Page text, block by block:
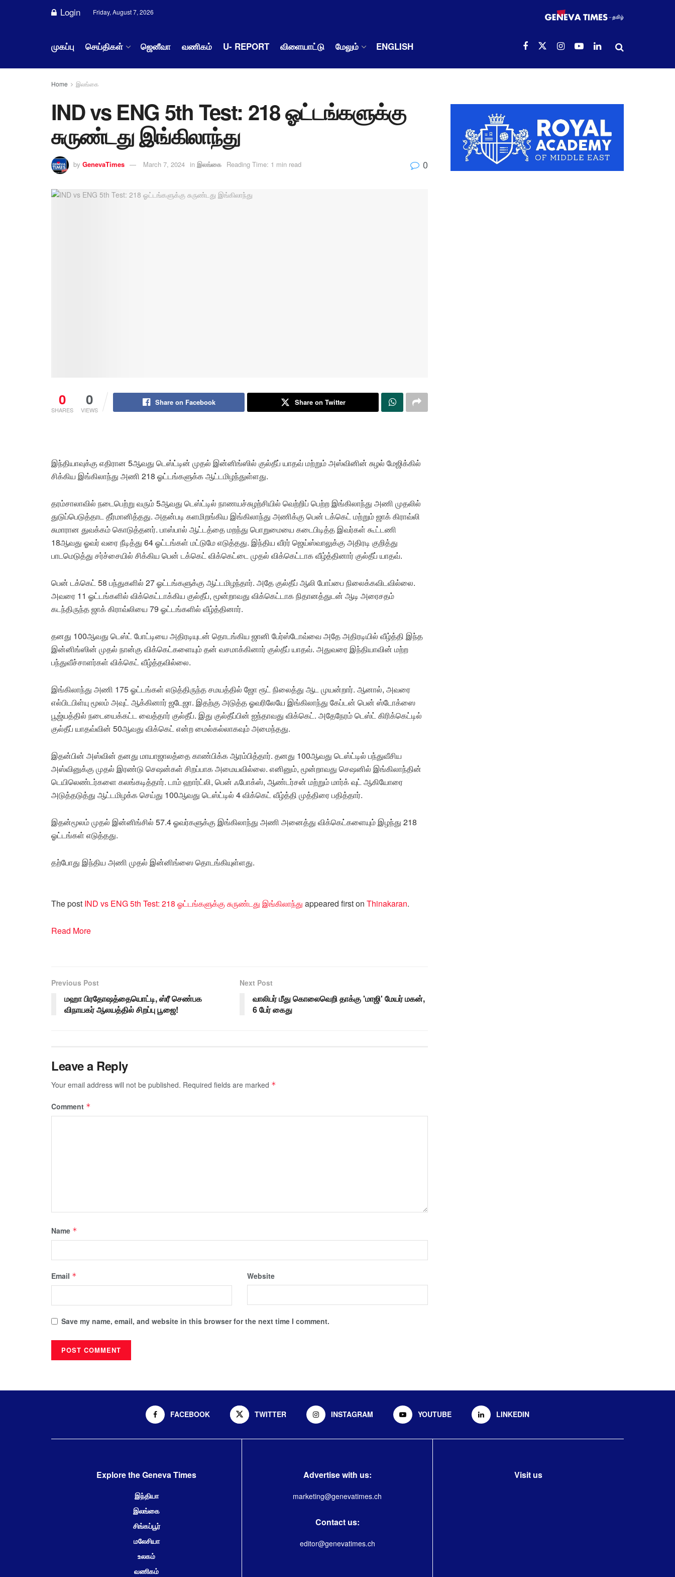
Login Friday, August 7, 2026
முகப்பு செய்திகள் ஜெனீவா வணிகம் U- REPORT விளையாட்டு மேலும் ENGLISH
Home இலங்கை
IND vs ENG 5th Test: 218 ஓட்டங்களுக்கு
சுருண்டது இங்கிலாந்து
by GenevaTimes March 7, 2024 in இலங்கை Reading Time: 1 min read 0
0
SHARES
0
VIEWS
Share on Facebook Share on Twitter
இந்தியாவுக்கு எதிரான 5ஆவது டெஸ்ட்டின் முதல் இன்னிங்ஸில் குல்தீப் யாதவ் மற்றும் அஸ்வினின் சுழல் மேஜிக்கில்
சிக்கிய இங்கிலாந்து அணி 218 ஓட்டங்களுக்க ஆட்டமிழந்துள்ளது.
தரம்சாலாவில் நடைபெற்று வரும் 5ஆவது டெஸ்ட்டில் நாணயச்சுழற்சியில் வெற்றிப் பெற்ற இங்கிலாந்து அணி முதலில்
துடுப்பெடுத்தாட தீர்மானித்தது. அதன்படி களமிறங்கிய இங்கிலாந்து அணிக்கு பென் டக்கெட் மற்றும் ஜாக் கிராவ்லி
சுமாரான துவக்கம் கொடுத்தனர். பாஸ்பால் ஆட்டத்தை மறந்து பொறுமையை கடைபிடித்த இவர்கள் கூட்டணி
18ஆவது ஓவர் வரை நீடித்து 64 ஓட்டங்கள் மட்டுமே எடுத்தது. இந்திய வீரர் ஜெய்ஸ்வாலுக்கு அதிரடி குறித்து
பாடமெடுத்து சர்ச்சையில் சிக்கிய பென் டக்கெட் விக்கெட்டை முதல் விக்கெட்டாக வீழ்த்தினார் குல்தீப் யாதவ்.
பென் டக்கெட் 58 பந்துகளில் 27 ஓட்டங்களுக்கு ஆட்டமிழந்தார். அதே குல்தீப் ஆலி போப்பை நிலைக்கவிடவில்லை.
அவரை 11 ஓட்டங்களில் விக்கெட்டாக்கிய குல்தீப், மூன்றாவது விக்கெட்டாக நிதானத்துடன் ஆடி அரைசதம்
கடந்திருந்த ஜாக் கிராவ்லியை 79 ஓட்டங்களில் வீழ்த்தினார்.
தனது 100ஆவது டெஸ்ட் போட்டியை அதிரடியுடன் தொடங்கிய ஜானி பேர்ஸ்டோவ்வை அதே அதிரடியில் வீழ்த்தி இந்த
இன்னிங்ஸின் முதல் நான்கு விக்கெட்களையும் தன் வசமாக்கினார் குல்தீப் யாதவ். அதுவரை இந்தியாவின் மற்ற
பந்துவீச்சாளர்கள் விக்கெட் வீழ்த்தவில்லை.
இங்கிலாந்து அணி 175 ஓட்டங்கள் எடுத்திருந்த சமயத்தில் ஜோ ரூட் நிலைத்து ஆட முயன்றார். ஆனால், அவரை
எல்பிடபிள்யு மூலம் அவுட் ஆக்கினார் ஜடேஜா. இதற்கு அடுத்த ஓவரிலேயே இங்கிலாந்து கேப்டன் பென் ஸ்டோக்ஸை
பூஜ்யத்தில் நடையைக்கட்ட வைத்தார் குல்தீப். இது குல்தீப்பின் ஐந்தாவது விக்கெட். அதேநேரம் டெஸ்ட் கிரிக்கெட்டில்
குல்தீப் யாதவ்வின் 50ஆவது விக்கெட் என்ற மைல்கல்லாகவும் அமைந்தது.
இதன்பின் அஸ்வின் தனது மாயாஜாலத்தை காண்பிக்க ஆரம்பித்தார். தனது 100ஆவது டெஸ்ட்டில் பந்துவீசிய
அஸ்வினுக்கு முதல் இரண்டு செஷன்கள் சிறப்பாக அமையவில்லை. எனினும், மூன்றாவது செஷனில் இங்கிலாந்தின்
டெயிலெண்டர்களை கலங்கடித்தார். டாம் ஹார்ட்லி, பென் ஃபோக்ஸ், ஆண்டர்சன் மற்றும் மார்க் வுட் ஆகியோரை
அடுத்தடுத்து ஆட்டமிழக்க செய்து 100ஆவது டெஸ்ட்டில் 4 விக்கெட் வீழ்த்தி முத்திரை பதித்தார்.
இதன்மூலம் முதல் இன்னிங்சில் 57.4 ஓவர்களுக்கு இங்கிலாந்து அணி அனைத்து விக்கெட்களையும் இழந்து 218
ஓட்டங்கள் எடுத்தது.
தற்போது இந்திய அணி முதல் இன்னிங்ஸை தொடங்கியுள்ளது.
The post IND vs ENG 5th Test: 218 ஓட்டங்களுக்கு சுருண்டது இங்கிலாந்து appeared first on Thinakaran.
Read More
Previous Post
மஹா பிரதோஷத்தையொட்டி, ஸ்ரீ செண்பக
விநாயகர் ஆலயத்தில் சிறப்பு பூஜை!
Next Post
வாலிபர் மீது கொலைவெறி தாக்கு 'மாஜி' மேயர் மகன்,
6 பேர் கைது
Leave a Reply
Your email address will not be published. Required fields are marked *
Comment *
Name *
Email * Website
Save my name, email, and website in this browser for the next time I comment.
FACEBOOK TWITTER INSTAGRAM YOUTUBE LINKEDIN
Explore the Geneva Times
இந்தியா
இலங்கை
சிங்கப்பூர்
மலேசியா
உலகம்
வணிகம்
Advertise with us:
marketing@genevatimes.ch
Contact us:
editor@genevatimes.ch
Visit us